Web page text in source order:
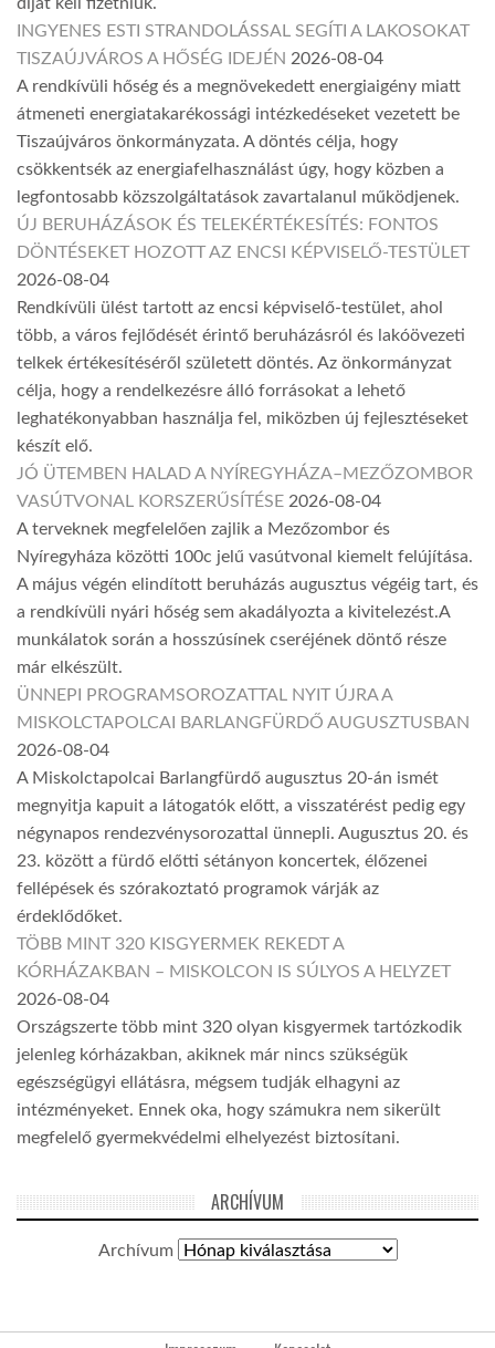
INGYENES ESTI STRANDOLÁSSAL SEGÍTI A LAKOSOKAT
TISZAÚJVÁROS A HŐSÉG IDEJÉN 2026-08-04
A rendkívüli hőség és a megnövekedett energiaigény miatt
átmeneti energiatakarékossági intézkedéseket vezetett be
Tiszaújváros önkormányzata. A döntés célja, hogy
csökkentsék az energiafelhasználást úgy, hogy közben a
legfontosabb közszolgáltatások zavartalanul működjenek.
ÚJ BERUHÁZÁSOK ÉS TELEKÉRTÉKESÍTÉS: FONTOS
DÖNTÉSEKET HOZOTT AZ ENCSI KÉPVISELŐ-TESTÜLET
2026-08-04
Rendkívüli ülést tartott az encsi képviselő-testület, ahol
több, a város fejlődését érintő beruházásról és lakóövezeti
telkek értékesítéséről született döntés. Az önkormányzat
célja, hogy a rendelkezésre álló forrásokat a lehető
leghatékonyabban használja fel, miközben új fejlesztéseket
készít elő.
JÓ ÜTEMBEN HALAD A NYÍREGYHÁZA–MEZŐZOMBOR
VASÚTVONAL KORSZERŰSÍTÉSE 2026-08-04
A terveknek megfelelően zajlik a Mezőzombor és
Nyíregyháza közötti 100c jelű vasútvonal kiemelt felújítása.
A május végén elindított beruházás augusztus végéig tart, és
a rendkívüli nyári hőség sem akadályozta a kivitelezést.A
munkálatok során a hosszúsínek cseréjének döntő része
már elkészült.
ÜNNEPI PROGRAMSOROZATTAL NYIT ÚJRA A
MISKOLCTAPOLCAI BARLANGFÜRDŐ AUGUSZTUSBAN
2026-08-04
A Miskolctapolcai Barlangfürdő augusztus 20-án ismét
megnyitja kapuit a látogatók előtt, a visszatérést pedig egy
négynapos rendezvénysorozattal ünnepli. Augusztus 20. és
23. között a fürdő előtti sétányon koncertek, élőzenei
fellépések és szórakoztató programok várják az
érdeklődőket.
TÖBB MINT 320 KISGYERMEK REKEDT A
KÓRHÁZAKBAN – MISKOLCON IS SÚLYOS A HELYZET
2026-08-04
Országszerte több mint 320 olyan kisgyermek tartózkodik
jelenleg kórházakban, akiknek már nincs szükségük
egészségügyi ellátásra, mégsem tudják elhagyni az
intézményeket. Ennek oka, hogy számukra nem sikerült
megfelelő gyermekvédelmi elhelyezést biztosítani.
ARCHÍVUM
Archívum